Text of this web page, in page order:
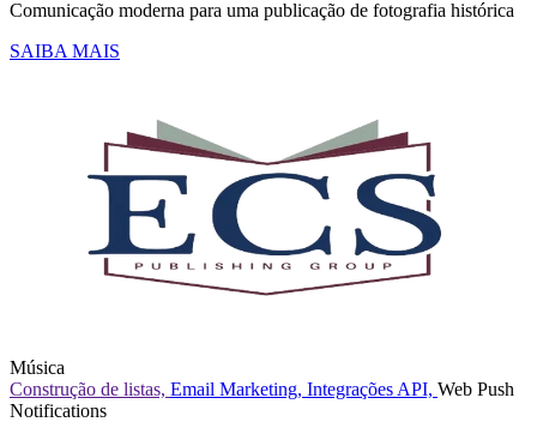
Comunicação moderna para uma publicação de fotografia histórica
SAIBA MAIS
Música
Construção de listas, Email Marketing, Integrações API, Web Push
Notifications